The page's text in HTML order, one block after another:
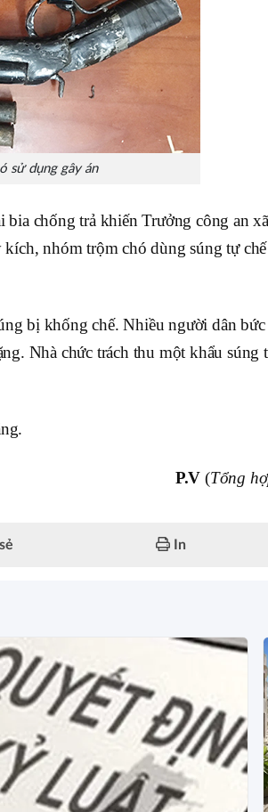
sử dụng gây án
chống trả khiến Trưởng công an xã
nhóm trộm chó dùng súng tự chế
bị khống chế. Nhiều người dân bức
Nhà chức trách thu một khẩu súng
P.V (Tổng
In